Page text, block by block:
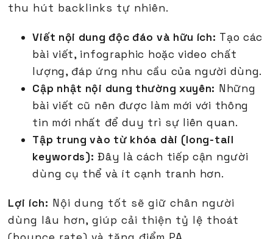
thu hút backlinks tự nhiên.
Viết nội dung độc đáo và hữu ích: Tạo các
bài viết, infographic hoặc video chất
lượng, đáp ứng nhu cầu của người dùng.
Cập nhật nội dung thường xuyên: Những
bài viết cũ nên được làm mới với thông
tin mới nhất để duy trì sự liên quan.
Tập trung vào từ khóa dài (long-tail
keywords): Đây là cách tiếp cận người
dùng cụ thể và ít cạnh tranh hơn.
Lợi ích: Nội dung tốt sẽ giữ chân người
dùng lâu hơn, giúp cải thiện tỷ lệ thoát